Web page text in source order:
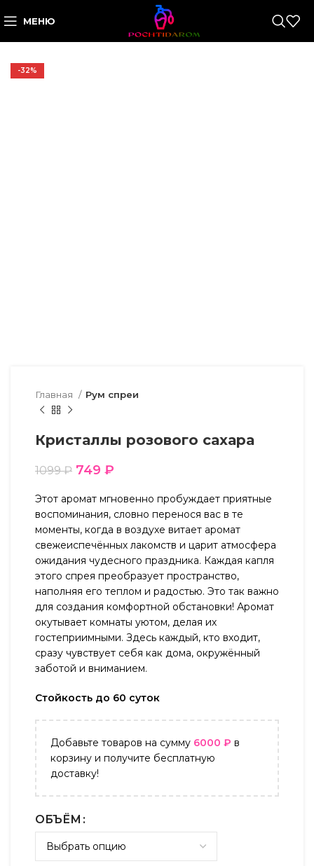
МЕНЮ
-32%
Главная Рум спреи
Кристаллы розового сахара
1099₽ 749 ₽
Этот аромат мгновенно пробуждает приятные
воспоминания, словно перенося вас в те
моменты, когда в воздухе витает аромат
свежеиспечённых лакомств и царит атмосфера
ожидания чудесного праздника. Каждая капля
этого спрея преобразует пространство,
наполняя его теплом и радостью. Это так важно
для создания комфортной обстановки! Аромат
окутывает комнаты уютом, делая их
гостеприимными. Здесь каждый, кто входит,
сразу чувствует себя как дома, окружённый
заботой и вниманием.
Стойкость до 60 суток
Добавьте товаров на сумму 6000 ₽ в
корзину и получите бесплатную
доставку!
ОБЪЁМ